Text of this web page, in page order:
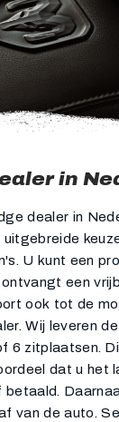
in
dealer in
U kunt een
een
ook tot de
Wij leveren
6 zitplaatsen.
dat u het
van de auto.